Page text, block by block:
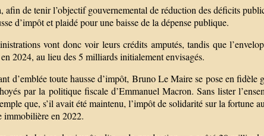
afin de tenir l’objectif gouvernemental de réduction des déficits
d’impôt et plaidé pour une baisse de la dépense publique.
vont donc voir leurs crédits amputés, tandis que
2024, au lieu des 5 milliards initialement envisagés.
d’emblée toute hausse d’impôt, Bruno Le Maire se pose en fidèle
par la politique fiscale d’Emmanuel Macron. Sans lister
que, s’il avait été maintenu, l’impôt de solidarité sur la fortune
immobilière en 2022.